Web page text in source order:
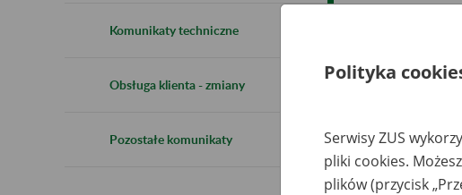
Komunikaty techniczne
Obsługa klienta - zmiany
Pozostałe komunikaty
Polityka
Serwisy ZUS
pliki cookies.
plików (przycisk